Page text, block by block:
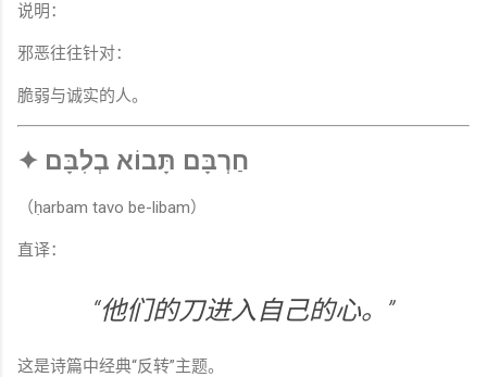
说明：
邪恶往往针对：
脆弱与诚实的人。
✦ חַרְבָּם תָּבוֹא בְלִבָּם
（ḥarbam tavo be-libam）
直译：
“他们的刀进入自己的心。”
这是诗篇中经典“反转”主题。